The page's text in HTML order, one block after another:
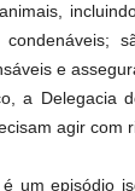
condenáveis;
e
a Delegacia
agir com
um episódio